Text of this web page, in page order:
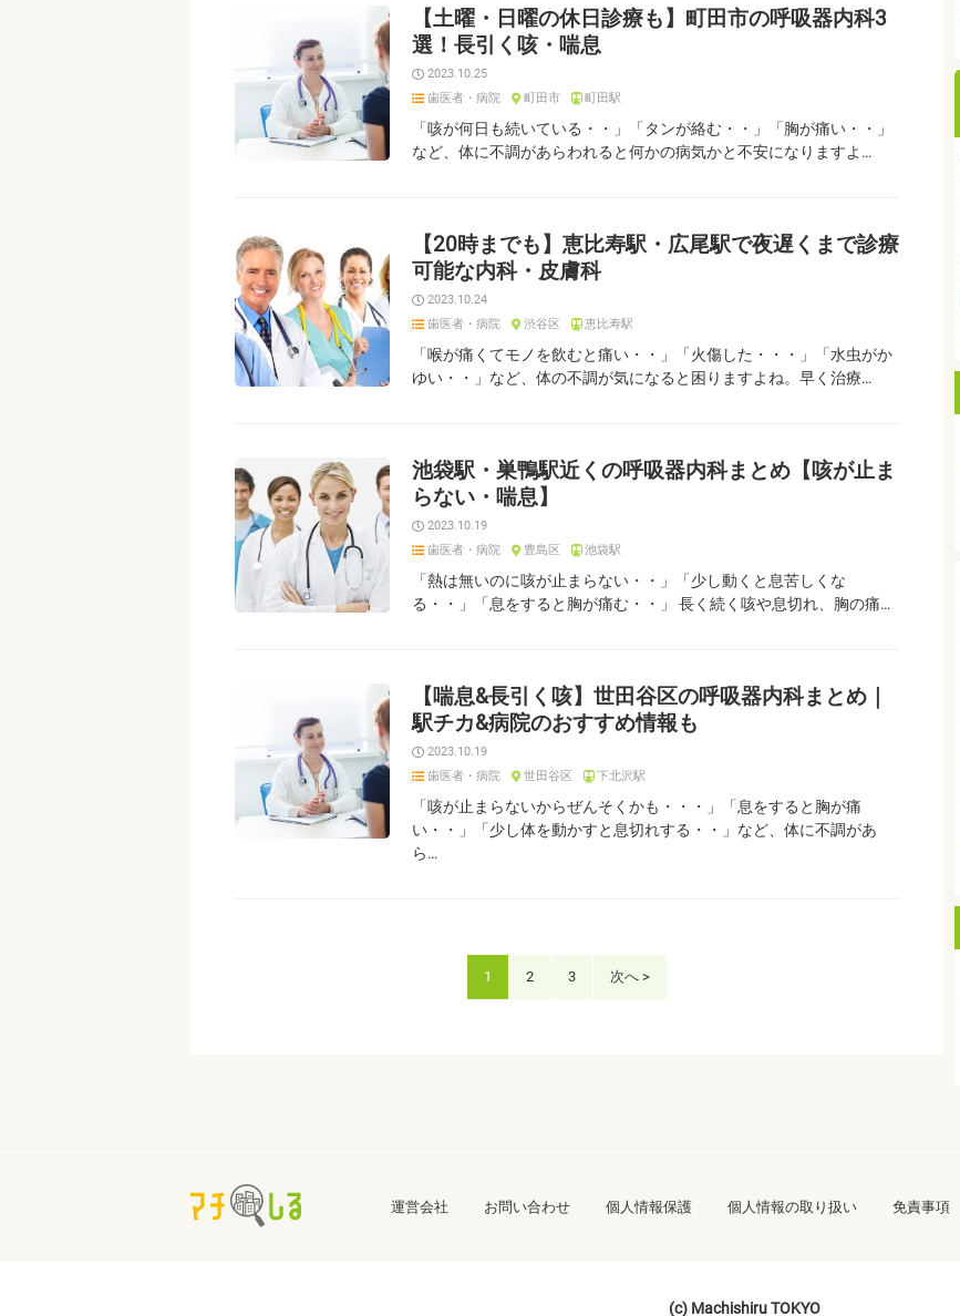
【土曜・日曜の休日診療も】町田市の呼吸器内科3
選！長引く咳・喘息
2023.10.25
歯医者・病院
町田市 町田駅
「咳が何日も続いている・・」「タンが絡む・・」「胸が痛い・・」
など、体に不調があらわれると何かの病気かと不安になりますよ…
【20時までも】恵比寿駅・広尾駅で夜遅くまで診療
可能な内科・皮膚科
2023.10.24
歯医者・病院
渋谷区 恵比寿駅
「喉が痛くてモノを飲むと痛い・・」「火傷した・・・」「水虫がか
ゆい・・」など、体の不調が気になると困りますよね。早く治療…
池袋駅・巣鴨駅近くの呼吸器内科まとめ【咳が止ま
らない・喘息】
2023.10.19
歯医者・病院
豊島区 池袋駅
「熱は無いのに咳が止まらない・・」「少し動くと息苦しくな
る・・」「息をすると胸が痛む・・」 長く続く咳や息切れ、胸の痛…
【喘息&長引く咳】世田谷区の呼吸器内科まとめ｜
駅チカ&病院のおすすめ情報も
2023.10.19
歯医者・病院
世田谷区 下北沢駅
「咳が止まらないからぜんそくかも・・・」「息をすると胸が痛
い・・」「少し体を動かすと息切れする・・」など、体に不調があ
ら…
1 2 3 次へ >
運営会社 お問い合わせ 個人情報保護 個人情報の取り扱い 免責事項
(c) Machishiru TOKYO